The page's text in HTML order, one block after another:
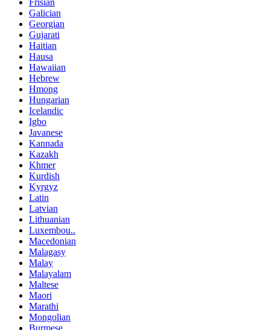
Galician
Georgian
Gujarati
Haitian
Hausa
Hawaiian
Hebrew
Hmong
Hungarian
Icelandic
Igbo
Javanese
Kannada
Kazakh
Khmer
Kurdish
Kyrgyz
Latin
Latvian
Lithuanian
Luxembou..
Macedonian
Malagasy
Malay
Malayalam
Maltese
Maori
Marathi
Mongolian
Burmese